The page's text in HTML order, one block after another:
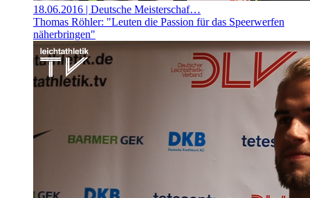
18.06.2016 | Deutsche Meisterschaf…
Thomas Röhler: "Leuten die Passion für das Speerwerfen
näherbringen"